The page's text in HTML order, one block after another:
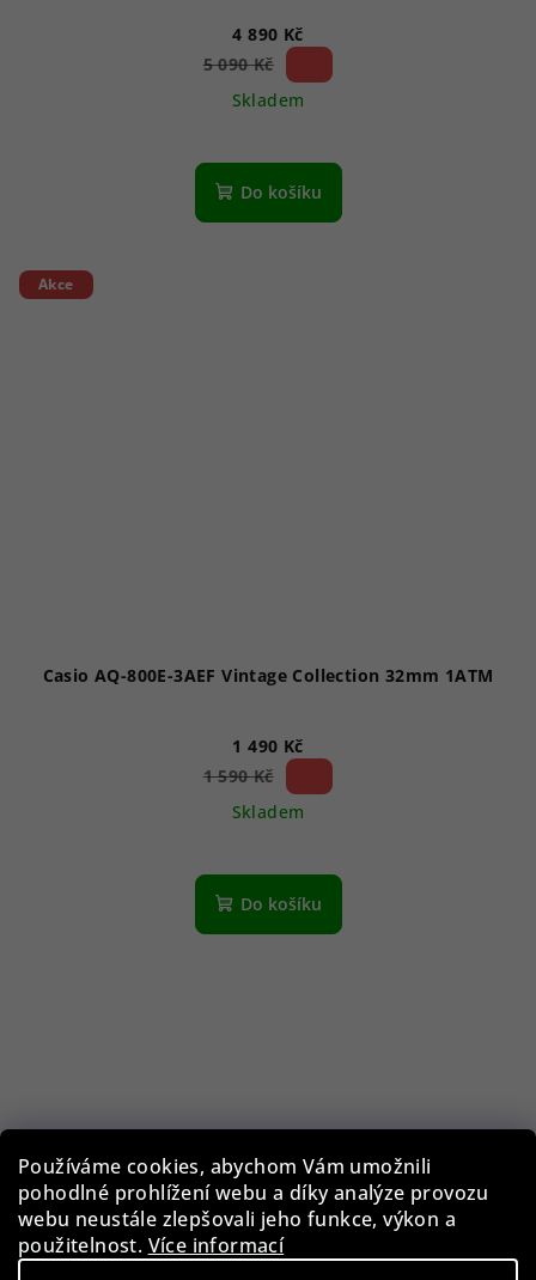
Používáme cookies, abychom Vám umožnili
pohodlné prohlížení webu a díky analýze provozu
webu neustále zlepšovali jeho funkce, výkon a
použitelnost. Více informací
4 890 Kč
5 090 Kč
Skladem
Do košíku
Akce
Casio AQ-800E-3AEF Vintage Collection 32mm 1ATM
1 490 Kč
1 590 Kč
Skladem
Do košíku